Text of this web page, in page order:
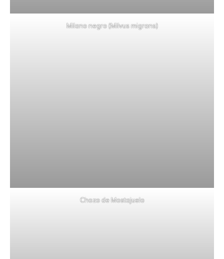
Milano negro (Milvus migrans)
Chozo de Mostajuelo